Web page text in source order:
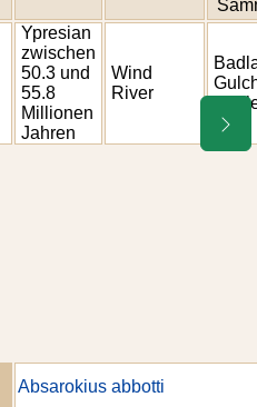
Ypresian
zwischen
50.3 und
55.8
Millionen
Jahren
Wind
River
Absarokius abbotti